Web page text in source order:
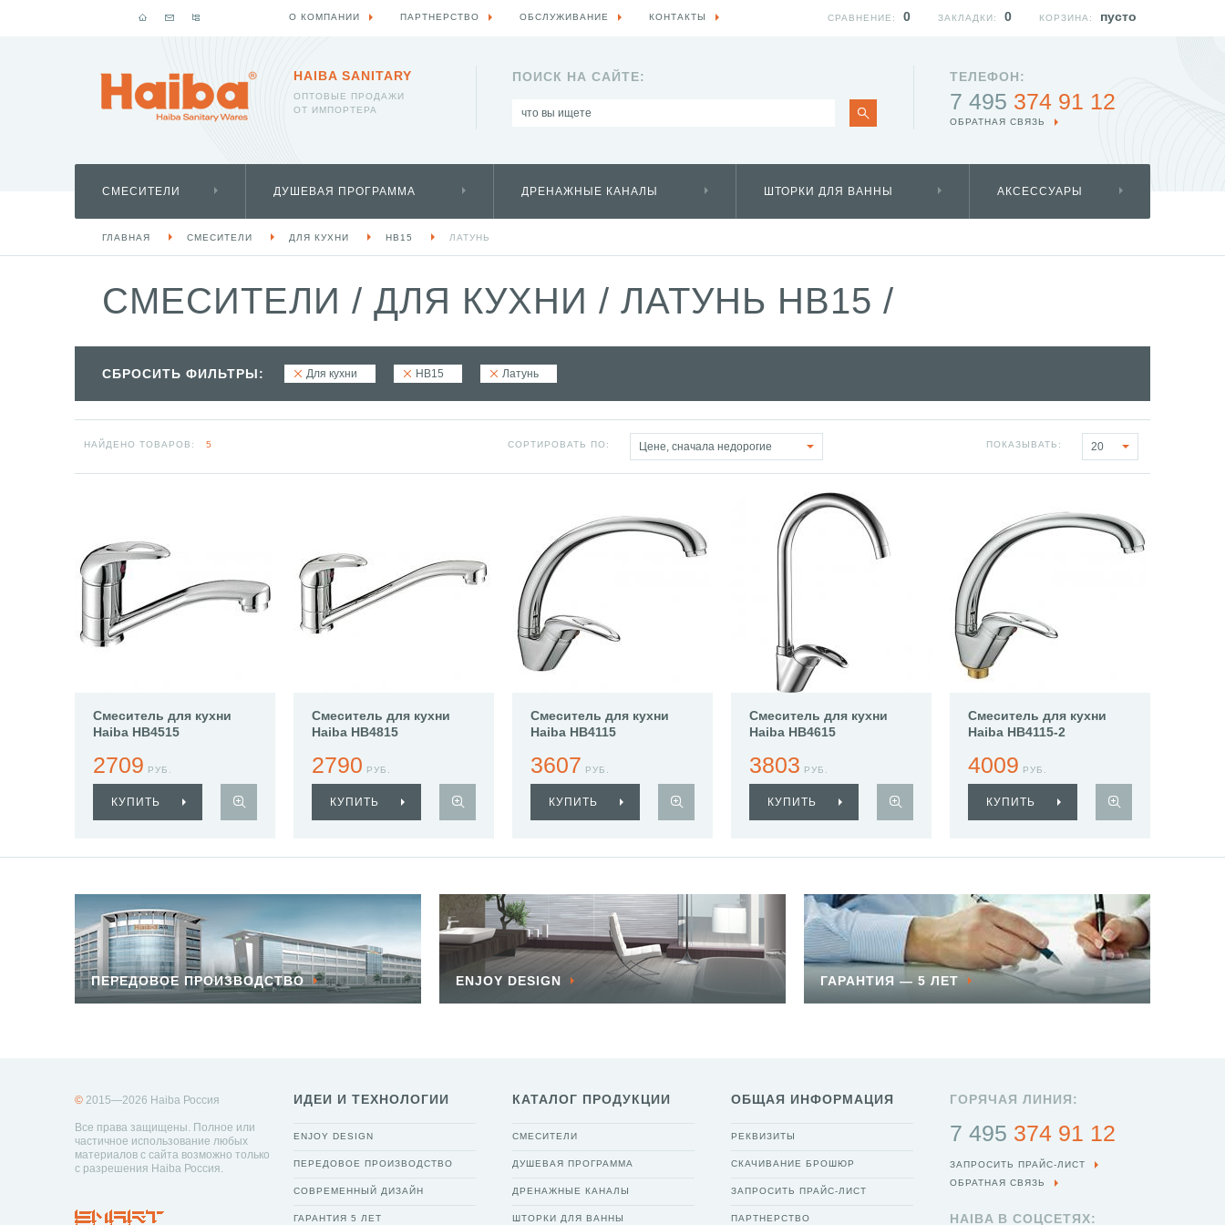
HAIBA SANITARY
ОПТОВЫЕ ПРОДАЖИ
ОТ ИМПОРТЕРА
ПОИСК НА САЙТЕ: ТЕЛЕФОН:
7 495 374 91 12
ОБРАТНАЯ СВЯЗЬ
СМЕСИТЕЛИ ДУШЕВАЯ ПРОГРАММА ДРЕНАЖНЫЕ КАНАЛЫ ШТОРКИ ДЛЯ ВАННЫ АКСЕССУАРЫ
ГЛАВНАЯ СМЕСИТЕЛИ ДЛЯ КУХНИ HB15 ЛАТУНЬ
СМЕСИТЕЛИ / ДЛЯ КУХНИ / ЛАТУНЬ HB15 /
СБРОСИТЬ ФИЛЬТРЫ: Для кухни HB15 Латунь
НАЙДЕНО ТОВАРОВ: 5 СОРТИРОВАТЬ ПО: Цене, сначала недорогие ПОКАЗЫВАТЬ: 20
Смеситель для кухни
Haiba HB4515
2709 РУБ.
КУПИТЬ
Смеситель для кухни
Haiba HB4815
2790 РУБ.
КУПИТЬ
Смеситель для кухни
Haiba HB4115
3607 РУБ.
КУПИТЬ
Смеситель для кухни
Haiba HB4615
3803 РУБ.
КУПИТЬ
Смеситель для кухни
Haiba HB4115-2
4009 РУБ.
КУПИТЬ
ПЕРЕДОВОЕ ПРОИЗВОДСТВО ENJOY DESIGN ГАРАНТИЯ — 5 ЛЕТ
© 2015—2026 Haiba Россия
Все права защищены. Полное или
частичное использование любых
материалов с сайта возможно только
с разрешения Haiba Россия.
ИДЕИ И ТЕХНОЛОГИИ
ENJOY DESIGN
ПЕРЕДОВОЕ ПРОИЗВОДСТВО
СОВРЕМЕННЫЙ ДИЗАЙН
ГАРАНТИЯ 5 ЛЕТ
КАТАЛОГ ПРОДУКЦИИ
СМЕСИТЕЛИ
ДУШЕВАЯ ПРОГРАММА
ДРЕНАЖНЫЕ КАНАЛЫ
ШТОРКИ ДЛЯ ВАННЫ
ОБЩАЯ ИНФОРМАЦИЯ
РЕКВИЗИТЫ
СКАЧИВАНИЕ БРОШЮР
ЗАПРОСИТЬ ПРАЙС-ЛИСТ
ПАРТНЕРСТВО
ГОРЯЧАЯ ЛИНИЯ:
7 495 374 91 12
ЗАПРОСИТЬ ПРАЙС-ЛИСТ
ОБРАТНАЯ СВЯЗЬ
HAIBA В СОЦСЕТЯХ:
О КОМПАНИИ ПАРТНЕРСТВО ОБСЛУЖИВАНИЕ КОНТАКТЫ КОРЗИНА: пусто
ЗАКЛАДКИ: 0
СРАВНЕНИЕ: 0